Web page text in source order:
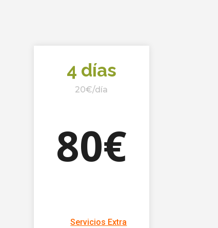
4 días
20€/día
80€
Servicios Extra